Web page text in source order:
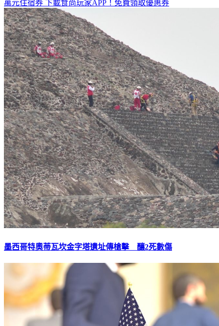
萬元住宿券 下載食尚玩家APP！免費領取優惠券
墨西哥特奧蒂瓦坎金字塔遺址傳槍擊 釀2死數傷